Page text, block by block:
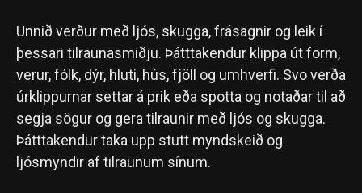
Unnið verður með ljós, skugga, frásagnir og leik í
þessari tilraunasmiðju. Þátttakendur klippa út form,
verur, fólk, dýr, hluti, hús, fjöll og umhverfi. Svo verða
úrklippurnar settar á prik eða spotta og notaðar til að
segja sögur og gera tilraunir með ljós og skugga.
Þátttakendur taka upp stutt myndskeið og
ljósmyndir af tilraunum sínum.